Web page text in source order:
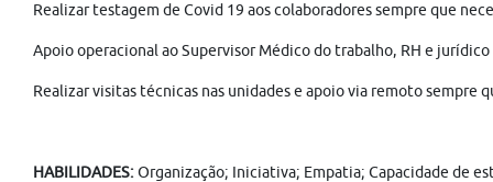
Realizar testagem de Covid 19 aos colaboradores sempre que
Apoio operacional ao Supervisor Médico do trabalho, RH e
Realizar visitas técnicas nas unidades e apoio via remoto sempre
HABILIDADES:Organização; Iniciativa; Empatia; Capacidade de